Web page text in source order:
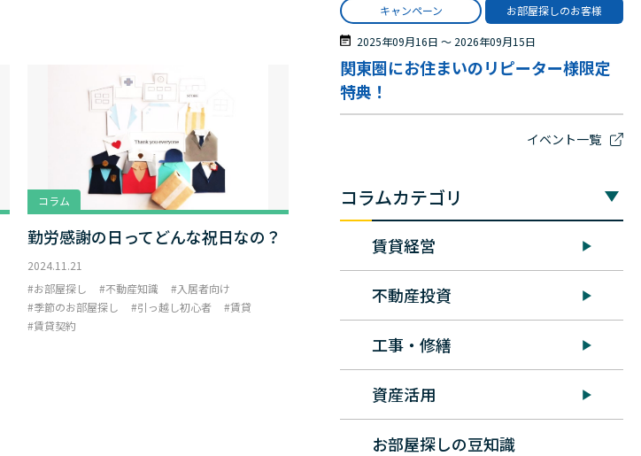
コラム
勤労感謝の日ってどんな祝日なの？
2024.11.21
お部屋探し
不動産知識
入居者向け
季節のお部屋探し
引っ越し初心者
賃貸
賃貸契約
キャンペーン お部屋探しのお客様
2025年09月16日 〜 2026年09月15日
関東圏にお住まいのリピーター様限定
特典！
イベント一覧
コラムカテゴリ
賃貸経営
不動産投資
工事・修繕
資産活用
お部屋探しの豆知識